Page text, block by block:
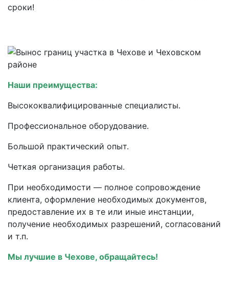
сроки!
Наши преимущества:
Высококвалифицированные специалисты.
Профессиональное оборудование.
Большой практический опыт.
Четкая организация работы.
При необходимости — полное сопровождение
клиента, оформление необходимых документов,
предоставление их в те или иные инстанции,
получение необходимых разрешений, согласований
и т.п.
Мы лучшие в Чехове, обращайтесь!